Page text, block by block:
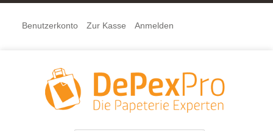
Benutzerkonto Zur Kasse Anmelden